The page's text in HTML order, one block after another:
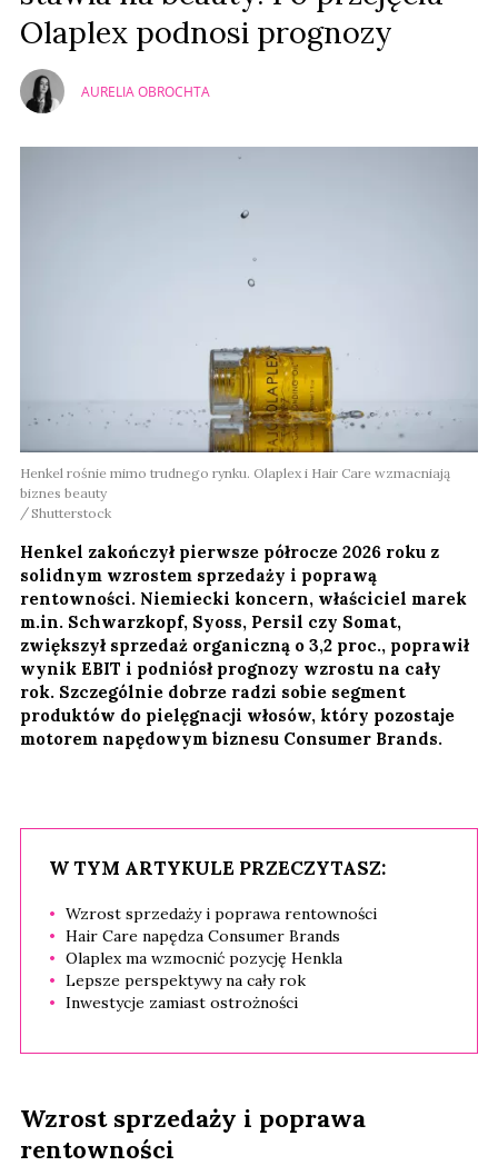
Olaplex podnosi prognozy
AURELIA OBROCHTA
Henkel rośnie mimo trudnego rynku. Olaplex i Hair Care wzmacniają
biznes beauty
Shutterstock
Henkel zakończył pierwsze półrocze 2026 roku z
solidnym wzrostem sprzedaży i poprawą
rentowności. Niemiecki koncern, właściciel marek
m.in. Schwarzkopf, Syoss, Persil czy Somat,
zwiększył sprzedaż organiczną o 3,2 proc., poprawił
wynik EBIT i podniósł prognozy wzrostu na cały
rok. Szczególnie dobrze radzi sobie segment
produktów do pielęgnacji włosów, który pozostaje
motorem napędowym biznesu Consumer Brands.
W TYM ARTYKULE PRZECZYTASZ:
Wzrost sprzedaży i poprawa rentowności
Hair Care napędza Consumer Brands
Olaplex ma wzmocnić pozycję Henkla
Lepsze perspektywy na cały rok
Inwestycje zamiast ostrożności
Wzrost sprzedaży i poprawa
rentowności